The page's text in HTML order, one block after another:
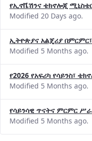
የኢኖቬሽንና ቴክኖሎጂ
Modified 20 Days ago.
ኢትዮጵያና አልጄሪያ
Modified 5 Months ago.
የ2026 የአፍሪካ የሳይንስ፣
Modified 5 Months ago.
የሳይንሳዊ ጥናትና ምርምር
Modified 5 Months ago.